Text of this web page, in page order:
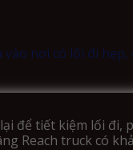
nơi có lối đi
để tiết kiệm lối đi,
Reach truck có